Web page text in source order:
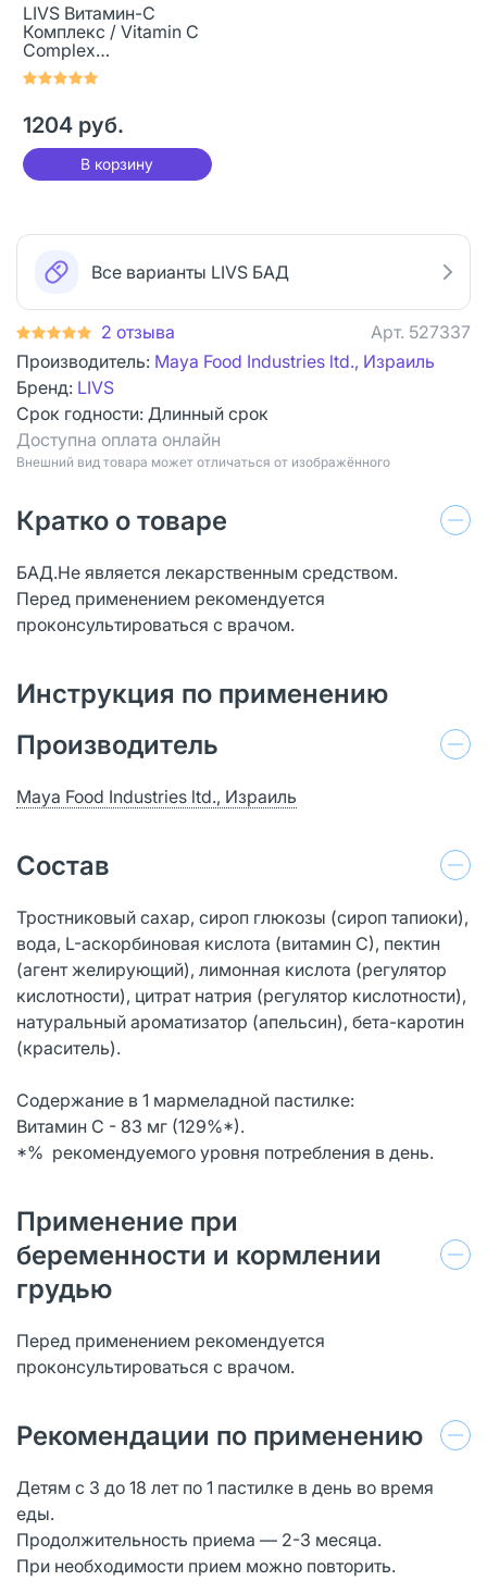
LIVS Витамин-С
Комплекс / Vitamin C
Complex
мармеладные
пастилки массой 5.0 г
1204 руб.
В корзину
Все варианты LIVS БАД
2 отзыва Арт. 527337
Производитель: Maya Food Industries ltd., Израиль
Бренд: LIVS
Срок годности: Длинный срок
Доступна оплата онлайн
Bнешний вид товара может отличаться от изображённого
Кратко о товаре
БАД.Не является лекарственным средством.
Перед применением рекомендуется
проконсультироваться с врачом.
Инструкция по применению
Производитель
Maya Food Industries ltd., Израиль
Состав
Тростниковый сахар, сироп глюкозы (сироп тапиоки),
вода, L-аскорбиновая кислота (витамин С), пектин
(агент желирующий), лимонная кислота (регулятор
кислотности), цитрат натрия (регулятор кислотности),
натуральный ароматизатор (апельсин), бета-каротин
(краситель).
Содержание в 1 мармеладной пастилке:
Витамин С - 83 мг (129%*).
*% рекомендуемого уровня потребления в день.
Применение при
беременности и кормлении
грудью
Перед применением рекомендуется
проконсультироваться с врачом.
Рекомендации по применению
Детям с 3 до 18 лет по 1 пастилке в день во время
еды.
Продолжительность приема — 2-3 месяца.
При необходимости прием можно повторить.